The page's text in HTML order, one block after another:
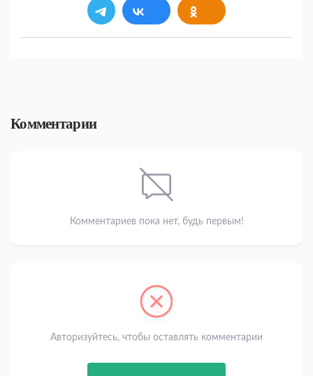
Комментарии
Комментариев пока нет, будь первым!
Авторизуйтесь, чтобы оставлять комментарии